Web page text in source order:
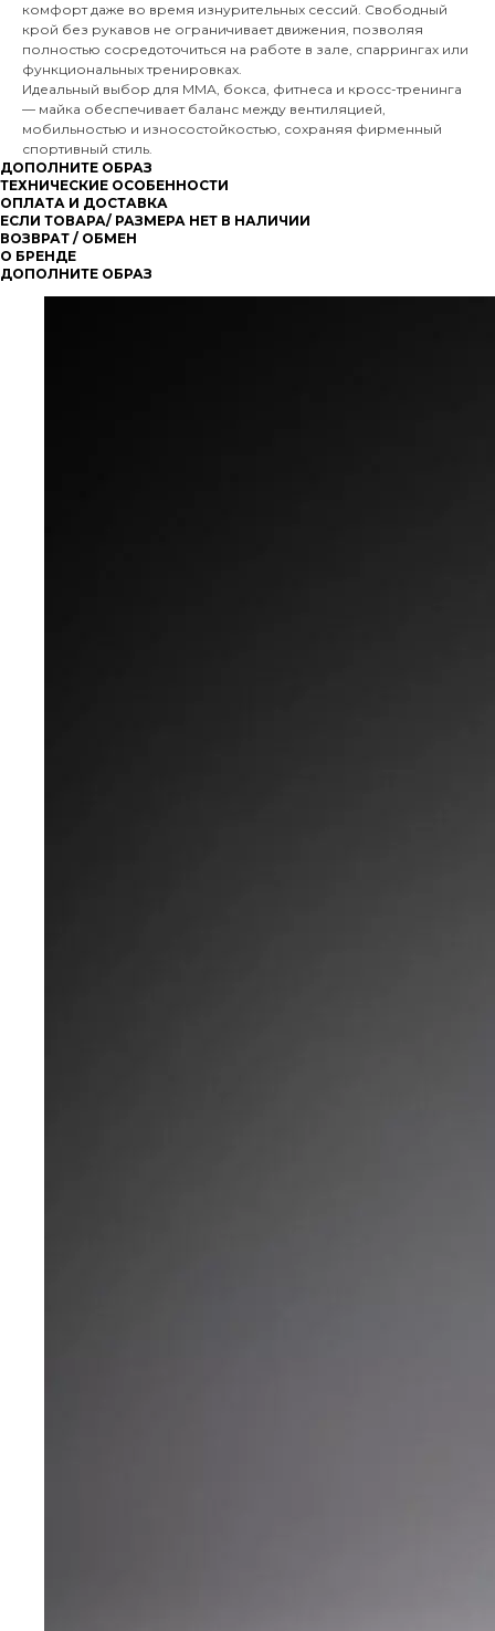
комфорт даже во время изнурительных сессий. Свободный
крой без рукавов не ограничивает движения, позволяя
полностью сосредоточиться на работе в зале, спаррингах или
функциональных тренировках.
Идеальный выбор для ММА, бокса, фитнеса и кросс-тренинга
— майка обеспечивает баланс между вентиляцией,
мобильностью и износостойкостью, сохраняя фирменный
спортивный стиль.
ДОПОЛНИТЕ ОБРАЗ
ТЕХНИЧЕСКИЕ ОСОБЕННОСТИ
ОПЛАТА И ДОСТАВКА
ЕСЛИ ТОВАРА/ РАЗМЕРА НЕТ В НАЛИЧИИ
ВОЗВРАТ / ОБМЕН
О БРЕНДЕ
ДОПОЛНИТЕ ОБРАЗ